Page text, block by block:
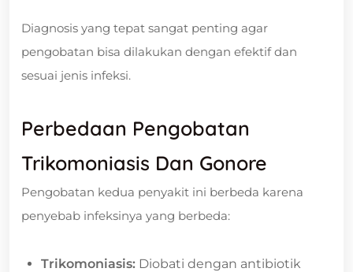
Diagnosis yang tepat sangat penting agar
pengobatan bisa dilakukan dengan efektif dan
sesuai jenis infeksi.
Perbedaan Pengobatan
Trikomoniasis Dan Gonore
Pengobatan kedua penyakit ini berbeda karena
penyebab infeksinya yang berbeda:
Trikomoniasis: Diobati dengan antibiotik